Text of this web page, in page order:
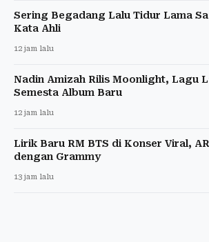
Sering Begadang Lalu Tidur Lama
Kata Ahli
12 jam lalu
Nadin Amizah Rilis Moonlight, Lagu
Semesta Album Baru
12 jam lalu
Lirik Baru RM BTS di Konser Viral,
dengan Grammy
13 jam lalu